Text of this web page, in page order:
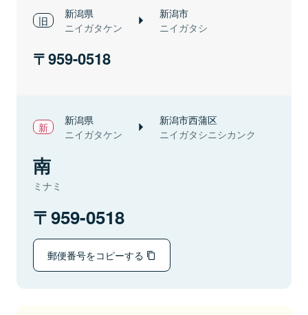
新潟県
ニイガタケン
新潟市
ニイガタシ
959-0518
新潟県
ニイガタケン
新潟市西蒲区
ニイガタシニシカンク
南
ミナミ
959-0518
郵便番号をコピーする